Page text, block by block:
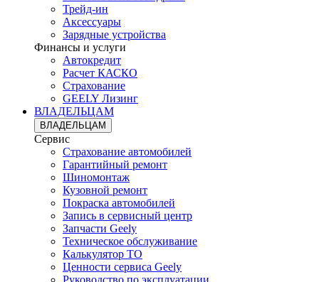
Трейд-ин
Аксессуары
Зарядные устройства
Финансы и услуги
Автокредит
Расчет КАСКО
Страхование
GEELY Лизинг
ВЛАДЕЛЬЦАМ
ВЛАДЕЛЬЦАМ
Сервис
Страхование автомобилей
Гарантийный ремонт
Шиномонтаж
Кузовной ремонт
Покраска автомобилей
Запись в сервисный центр
Запчасти Geely
Техническое обслуживание
Калькулятор ТО
Ценности сервиса Geely
Руководство по эксплуатации